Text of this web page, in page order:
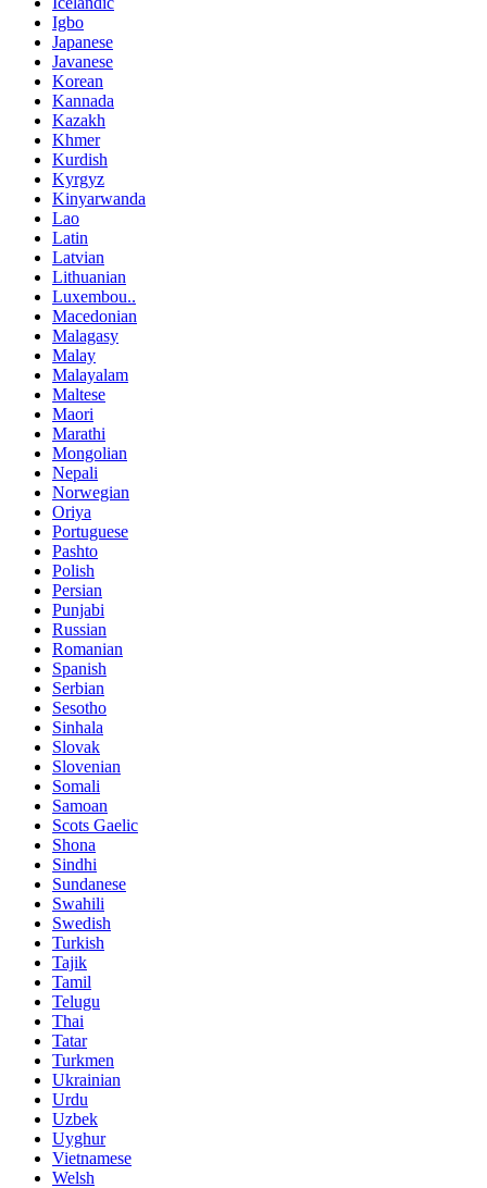
Igbo
Japanese
Javanese
Korean
Kannada
Kazakh
Khmer
Kurdish
Kyrgyz
Kinyarwanda
Lao
Latin
Latvian
Lithuanian
Luxembou..
Macedonian
Malagasy
Malay
Malayalam
Maltese
Maori
Marathi
Mongolian
Nepali
Norwegian
Oriya
Portuguese
Pashto
Polish
Persian
Punjabi
Russian
Romanian
Spanish
Serbian
Sesotho
Sinhala
Slovak
Slovenian
Somali
Samoan
Scots Gaelic
Shona
Sindhi
Sundanese
Swahili
Swedish
Turkish
Tajik
Tamil
Telugu
Thai
Tatar
Turkmen
Ukrainian
Urdu
Uzbek
Uyghur
Vietnamese
Welsh